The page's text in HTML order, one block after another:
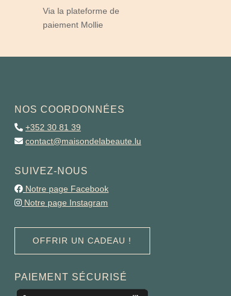
Via la plateforme de
paiement Mollie
NOS COORDONNÉES
+352 30 81 39
contact@maisondelabeaute.lu
SUIVEZ-NOUS
Notre page Facebook
Notre page Instagram
OFFRIR UN CADEAU !
PAIEMENT SÉCURISÉ